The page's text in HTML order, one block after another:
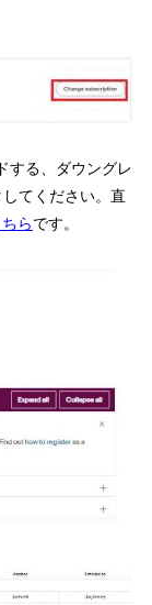
する、ダウングレ
てください。直
らです。